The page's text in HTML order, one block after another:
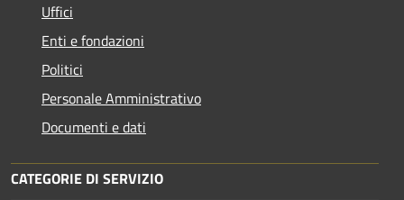
Uffici
Enti e fondazioni
Politici
Personale Amministrativo
Documenti e dati
CATEGORIE DI SERVIZIO